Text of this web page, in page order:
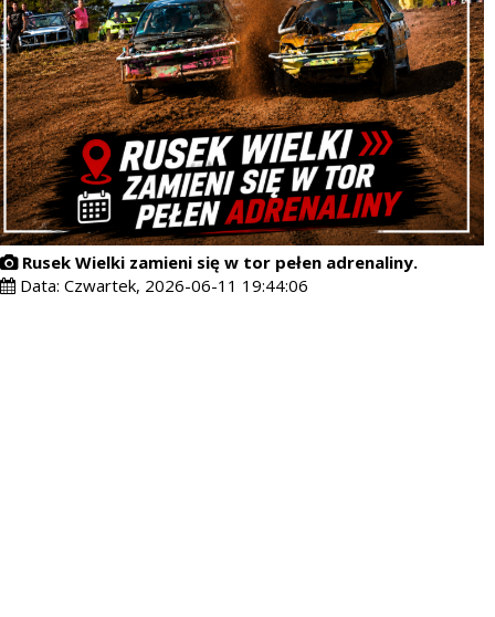
Rusek Wielki zamieni się w tor pełen adrenaliny.
Data: Czwartek, 2026-06-11 19:44:06